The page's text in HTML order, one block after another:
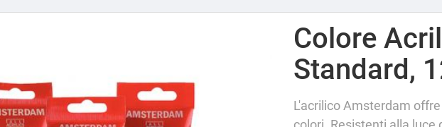
Colore
Standard,
L'acrilico Amsterdam